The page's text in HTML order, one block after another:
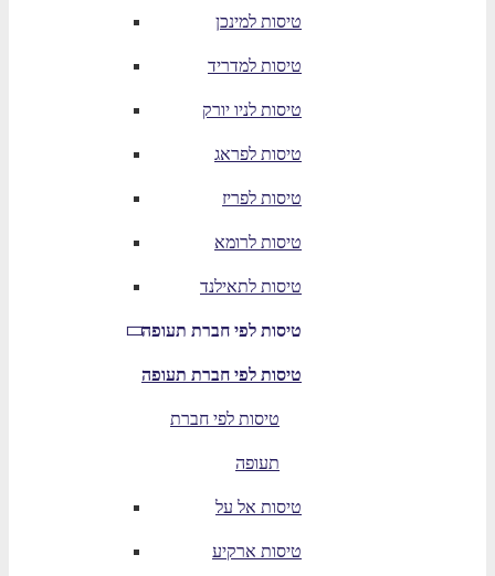
טיסות למינכן
טיסות למדריד
טיסות לניו יורק
טיסות לפראג
טיסות לפריז
טיסות לרומא
טיסות לתאילנד
טיסות לפי חברת תעופה
טיסות לפי חברת תעופה
טיסות לפי חברת
תעופה
טיסות אל על
טיסות ארקיע